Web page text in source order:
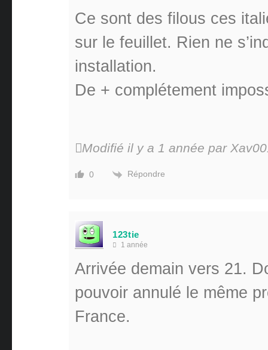
Ce sont des filous ces
sur le feuillet. Rien ne
installation.
De + complétement
Modifié il y a 1 année par
0 Répondre
123tie
1 année
Arrivée demain vers 21.
pouvoir annulé le même
France.